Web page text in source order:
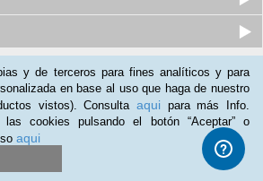
(08-11-2014)
y de terceros para fines analíticos y para
en base al uso que haga de nuestro
vistos). Consulta aqui para más Info.
las cookies pulsando el botón “Aceptar” o
aqui